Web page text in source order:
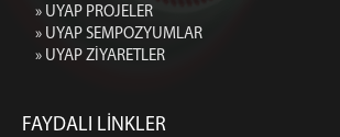
» UYAP PROJELER
» UYAP SEMPOZYUMLAR
» UYAP ZİYARETLER
FAYDALI LİNKLER